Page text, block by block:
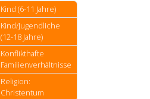
Kind (6-11 Jahre)
Kind/Jugendliche
(12-18 Jahre)
Konflikthafte
Familienverhältnisse
Religion:
Christentum